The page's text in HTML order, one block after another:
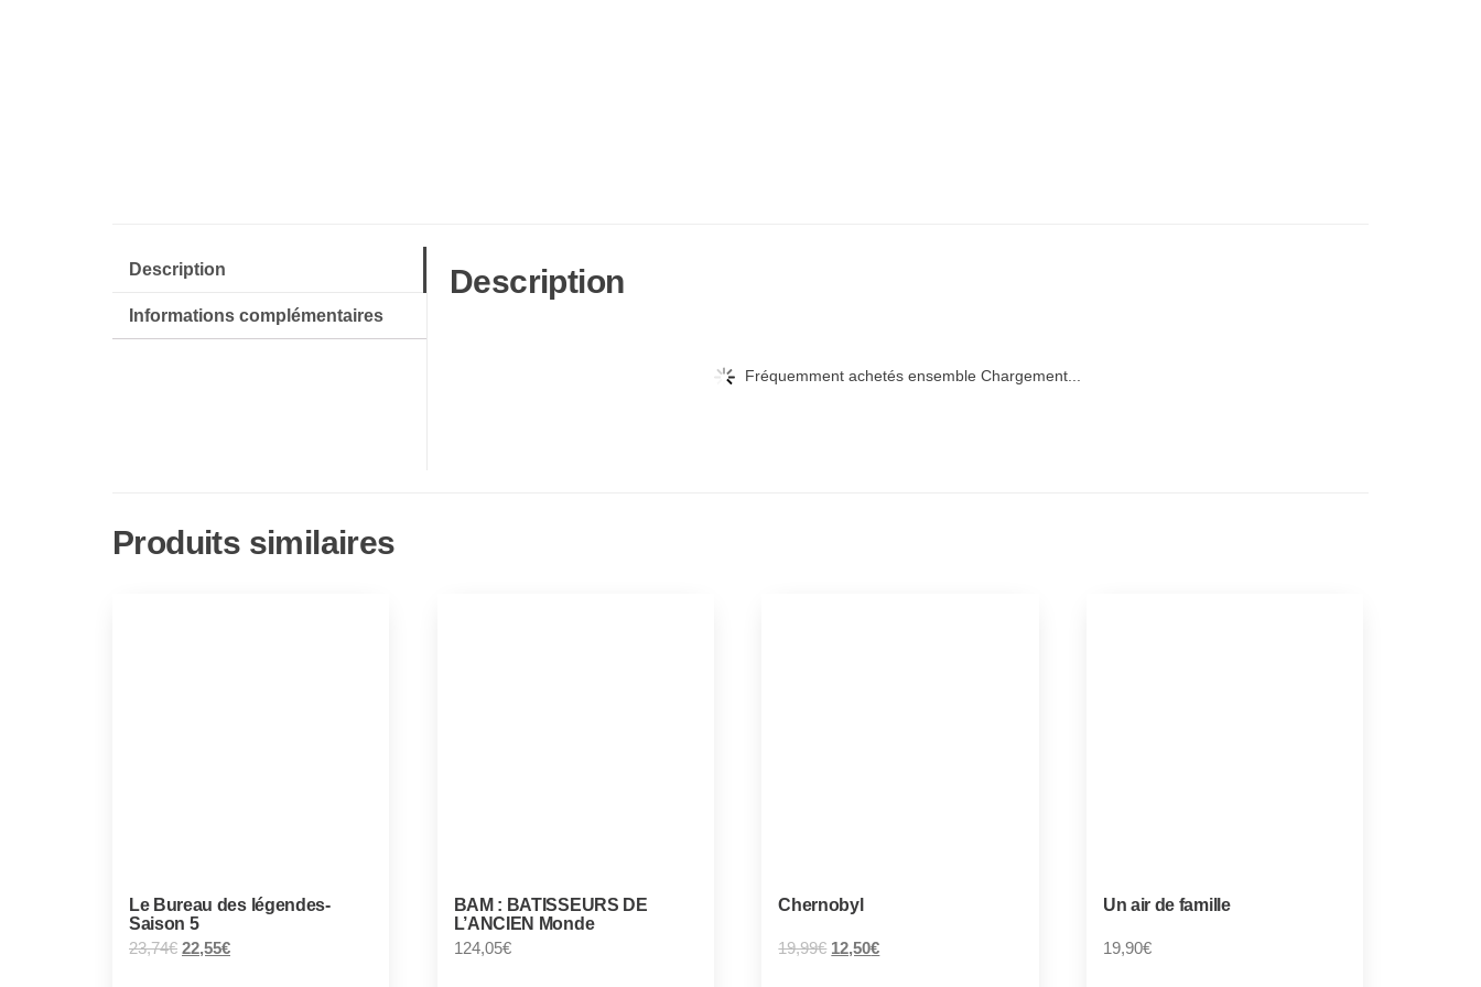
Description
Informations complémentaires
Description
Fréquemment achetés ensemble Chargement...
Produits similaires
Le Bureau des légendes-
Saison 5
23,74€ 22,55€
BAM : BATISSEURS DE
L’ANCIEN Monde
124,05€
Chernobyl
19,99€ 12,50€
Un air de famille
19,90€